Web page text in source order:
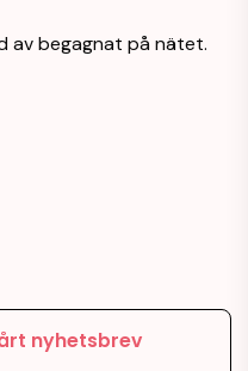
av begagnat på nätet.
nyhetsbrev